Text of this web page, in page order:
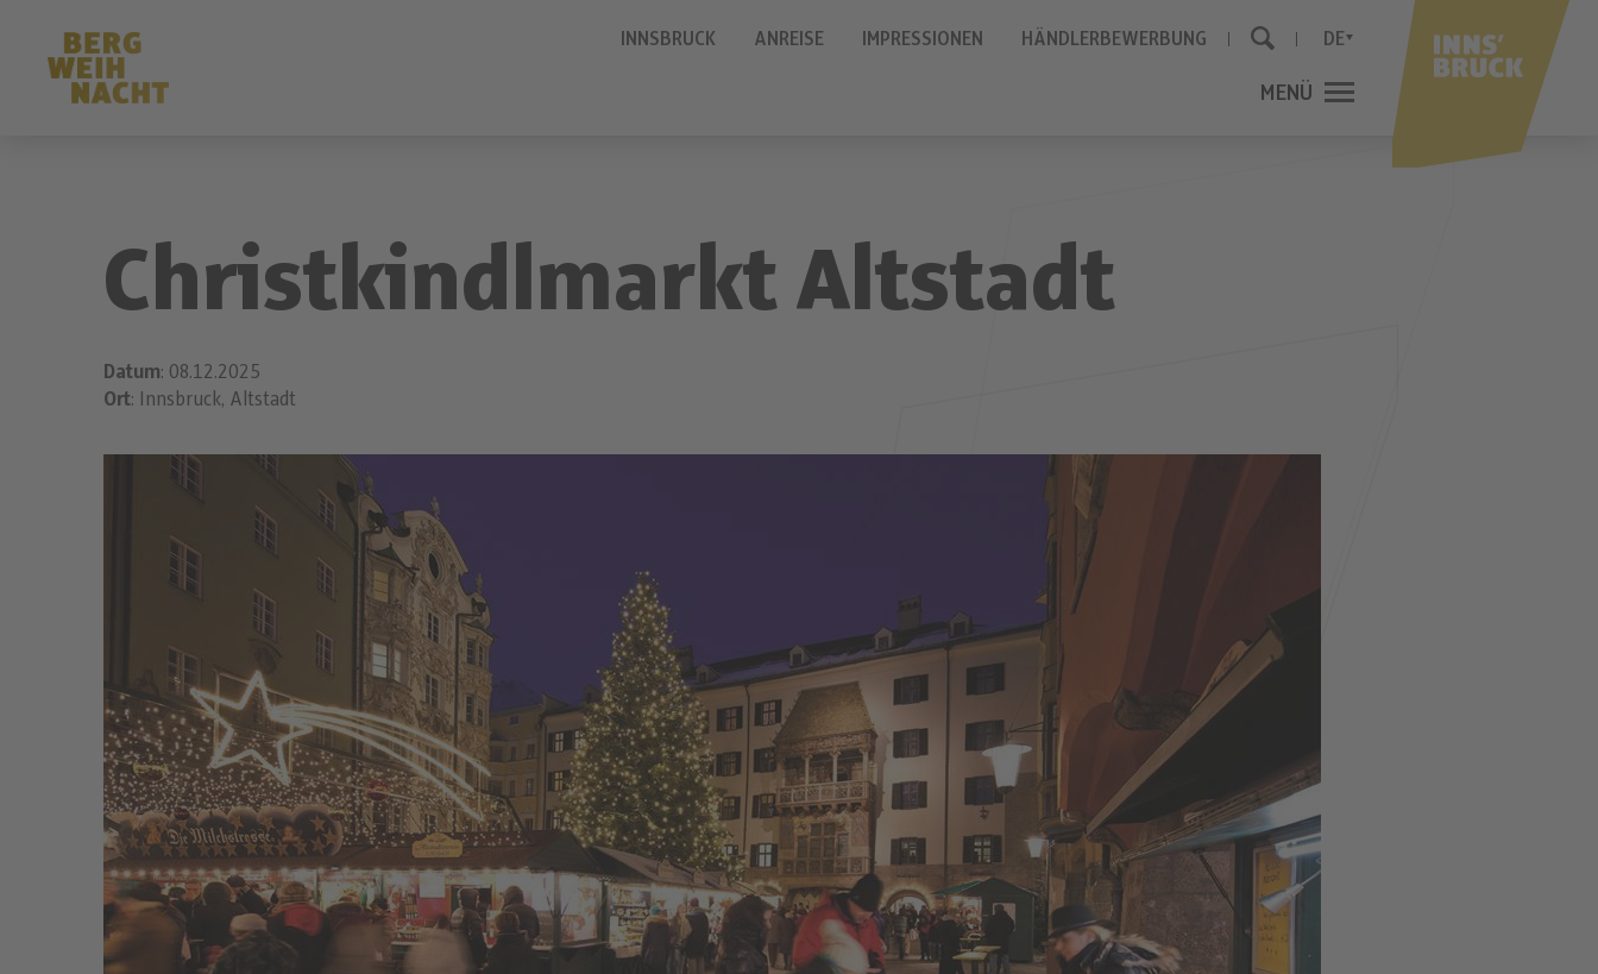
DE
INNSBRUCK ANREISE IMPRESSIONEN HÄNDLERBEWERBUNG
MENÜ SCHLIESSEN
Christkindlmarkt Altstadt
Datum: 08.12.2025
Ort: Innsbruck, Altstadt